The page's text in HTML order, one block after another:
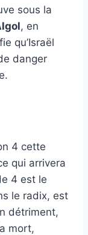
sous la
, en
qu’Israël
danger
4 cette
qui arrivera
4 est le
le radix, est
détriment,
mort,